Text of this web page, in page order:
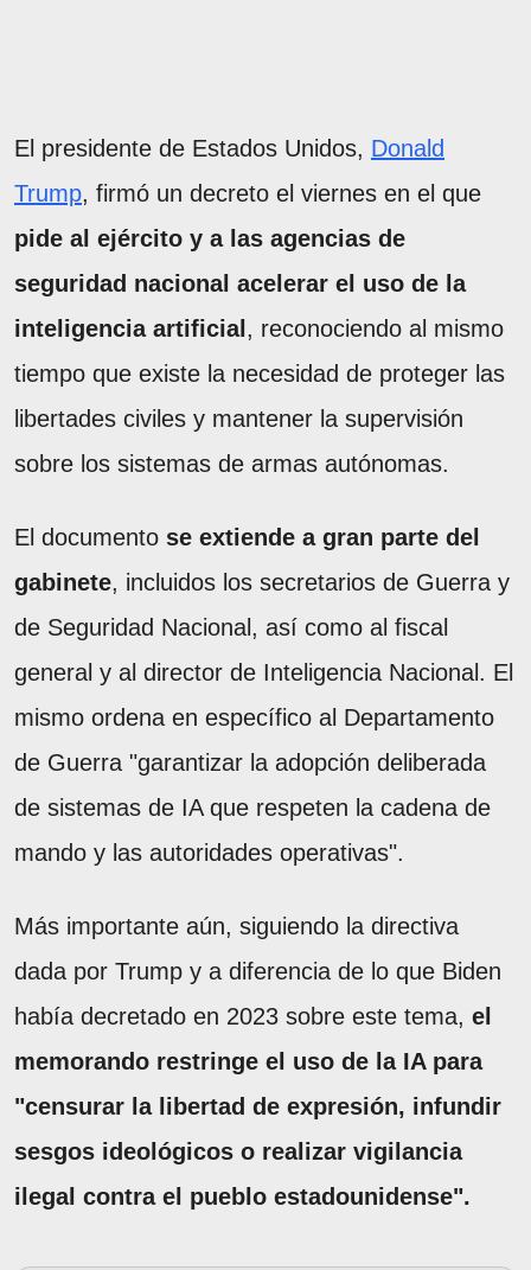
El presidente de Estados Unidos, Donald
Trump, firmó un decreto el viernes en el que
pide al ejército y a las agencias de
seguridad nacional acelerar el uso de la
inteligencia artificial , reconociendo al mismo
tiempo que existe la necesidad de proteger las
libertades civiles y mantener la supervisión
sobre los sistemas de armas autónomas.
El documento se extiende a gran parte del
gabinete, incluidos los secretarios de Guerra y
de Seguridad Nacional, así como al fiscal
general y al director de Inteligencia Nacional. El
mismo ordena en específico al Departamento
de Guerra "garantizar la adopción deliberada
de sistemas de IA que respeten la cadena de
mando y las autoridades operativas".
Más importante aún, siguiendo la directiva
dada por Trump y a diferencia de lo que Biden
había decretado en 2023 sobre este tema, el
memorando restringe el uso de la IA para
"censurar la libertad de expresión, infundir
sesgos ideológicos o realizar vigilancia
ilegal contra el pueblo estadounidense".